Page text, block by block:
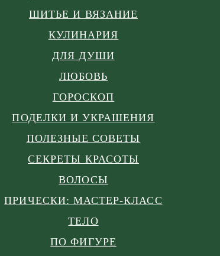
ШИТЬЕ И ВЯЗАНИЕ
КУЛИНАРИЯ
ДЛЯ ДУШИ
ЛЮБОВЬ
ГОРОСКОП
ПОДЕЛКИ И УКРАШЕНИЯ
ПОЛЕЗНЫЕ СОВЕТЫ
СЕКРЕТЫ КРАСОТЫ
ВОЛОСЫ
ПРИЧЕСКИ: МАСТЕР-КЛАСС
ТЕЛО
ПО ФИГУРЕ